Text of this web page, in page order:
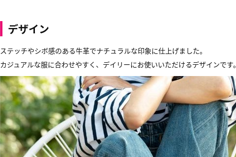
デザイン
ステッチやシボ感のある牛革でナチュラルな印象に仕上げました。
カジュアルな服に合わせやすく、デイリーにお使いいただけるデザインです。